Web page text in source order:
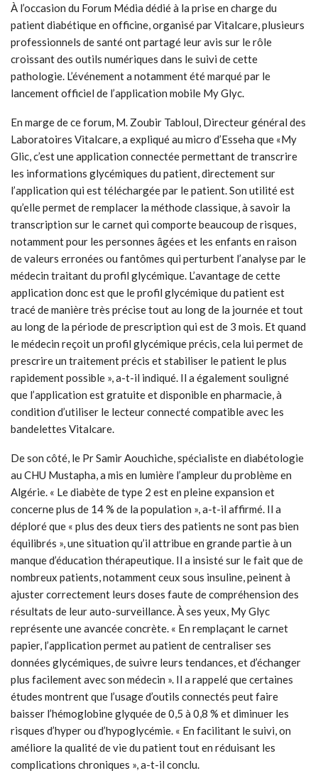
À l’occasion du Forum Média dédié à la prise en charge du
patient diabétique en officine, organisé par Vitalcare, plusieurs
professionnels de santé ont partagé leur avis sur le rôle
croissant des outils numériques dans le suivi de cette
pathologie. L’événement a notamment été marqué par le
lancement officiel de l’application mobile My Glyc.
En marge de ce forum, M. Zoubir Tabloul, Directeur général des
Laboratoires Vitalcare, a expliqué au micro d’Esseha que «My
Glic, c’est une application connectée permettant de transcrire
les informations glycémiques du patient, directement sur
l’application qui est téléchargée par le patient. Son utilité est
qu’elle permet de remplacer la méthode classique, à savoir la
transcription sur le carnet qui comporte beaucoup de risques,
notamment pour les personnes âgées et les enfants en raison
de valeurs erronées ou fantômes qui perturbent l’analyse par le
médecin traitant du profil glycémique. L’avantage de cette
application donc est que le profil glycémique du patient est
tracé de manière très précise tout au long de la journée et tout
au long de la période de prescription qui est de 3 mois. Et quand
le médecin reçoit un profil glycémique précis, cela lui permet de
prescrire un traitement précis et stabiliser le patient le plus
rapidement possible », a-t-il indiqué. Il a également souligné
que l’application est gratuite et disponible en pharmacie, à
condition d’utiliser le lecteur connecté compatible avec les
bandelettes Vitalcare.
De son côté, le Pr Samir Aouchiche, spécialiste en diabétologie
au CHU Mustapha, a mis en lumière l’ampleur du problème en
Algérie. « Le diabète de type 2 est en pleine expansion et
concerne plus de 14 % de la population », a-t-il affirmé. Il a
déploré que « plus des deux tiers des patients ne sont pas bien
équilibrés », une situation qu’il attribue en grande partie à un
manque d’éducation thérapeutique. Il a insisté sur le fait que de
nombreux patients, notamment ceux sous insuline, peinent à
ajuster correctement leurs doses faute de compréhension des
résultats de leur auto-surveillance. À ses yeux, My Glyc
représente une avancée concrète. « En remplaçant le carnet
papier, l’application permet au patient de centraliser ses
données glycémiques, de suivre leurs tendances, et d’échanger
plus facilement avec son médecin ». Il a rappelé que certaines
études montrent que l’usage d’outils connectés peut faire
baisser l’hémoglobine glyquée de 0,5 à 0,8 % et diminuer les
risques d’hyper ou d’hypoglycémie. « En facilitant le suivi, on
améliore la qualité de vie du patient tout en réduisant les
complications chroniques », a-t-il conclu.